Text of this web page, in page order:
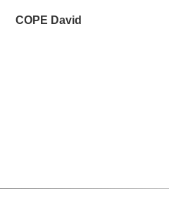
COPE David